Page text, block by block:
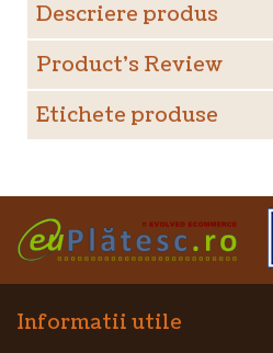
Descriere produs
Product's Review
Etichete produse
Informatii utile